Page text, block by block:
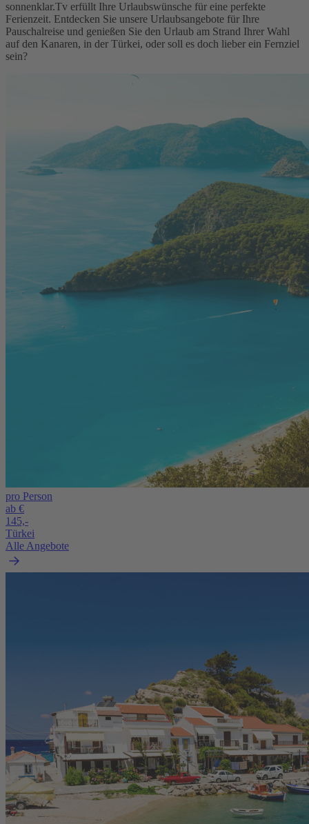
sonnenklar.Tv erfüllt Ihre Urlaubswünsche für eine perfekte
Ferienzeit. Entdecken Sie unsere Urlaubsangebote für Ihre
Pauschalreise und genießen Sie den Urlaub am Strand Ihrer Wahl
auf den Kanaren, in der Türkei, oder soll es doch lieber ein Fernziel
sein?
pro Person
ab €
145,-
Türkei
Alle Angebote